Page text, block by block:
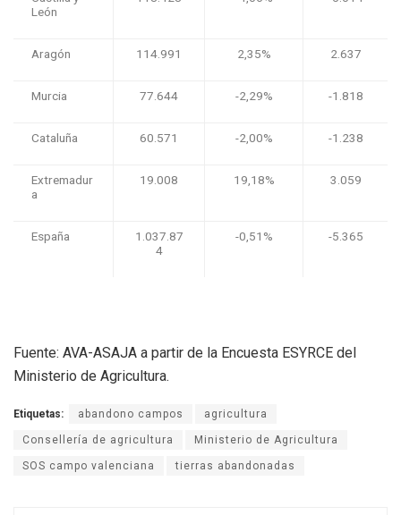
León
Aragón 114.991 2,35% 2.637
Murcia 77.644 -2,29% -1.818
Cataluña 60.571 -2,00% -1.238
Extremadur
a
19.008 19,18% 3.059
España
1.037.87
4
-0,51% -5.365
Fuente: AVA-ASAJA a partir de la Encuesta ESYRCE del
Ministerio de Agricultura.
Etiquetas: abandono campos agricultura
Consellería de agricultura Ministerio de Agricultura
SOS campo valenciana tierras abandonadas